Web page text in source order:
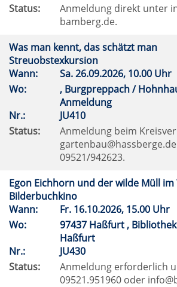
Status:
Anmeldung direkt unter
bamberg.de.
Was man kennt, das schätzt man
Streuobstexkursion
Wann:
Sa.26.09.2026, 10.00 Uhr
Wo:
, Burgpreppach /
Anmeldung
Nr.:
JU410
Status:
Anmeldung beim
09521/942623.
Egon Eichhorn und der wilde Müll im
Bilderbuchkino
Wann:
Fr. 16.10.2026, 15.00 Uhr
Wo:
97437 Haßfurt ,
Haßfurt
Nr.:
JU430
Status:
Anmeldung erforderlich
09521.951960 oder